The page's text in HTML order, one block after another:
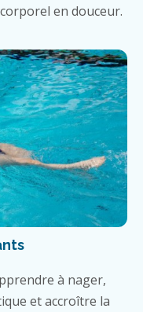
en douceur.
à nager,
et accroître la